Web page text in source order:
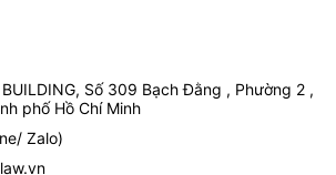
Số 309 Bạch Đằng , Phường 2 ,
phố Hồ Chí Minh
Zalo)